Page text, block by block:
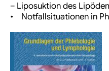
– Liposuktion des
• Notfallsituationen in